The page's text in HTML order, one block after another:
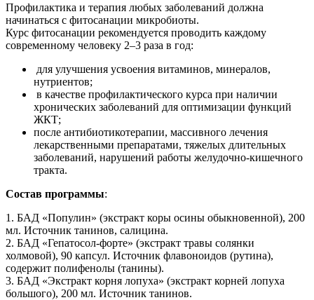
Профилактика и терапия любых заболеваний должна
начинаться с фитосанации микробиоты.
Курс фитосанации рекомендуется проводить каждому
современному человеку 2–3 раза в год:
для улучшения усвоения витаминов, минералов,
нутриентов;
в качестве профилактического курса при наличии
хронических заболеваний для оптимизации функций
ЖКТ;
после антибиотикотерапии, массивного лечения
лекарственными препаратами, тяжелых длительных
заболеваний, нарушений работы желудочно-кишечного
тракта.
Состав программы:
1. БАД «Популин» (экстракт коры осины обыкновенной), 200
мл. Источник танинов, салицина.
2. БАД «Гепатосол-форте» (экстракт травы солянки
холмовой), 90 капсул. Источник флавоноидов (рутина),
содержит полифенолы (танины).
3. БАД «Экстракт корня лопуха» (экстракт корней лопуха
большого), 200 мл. Источник танинов.